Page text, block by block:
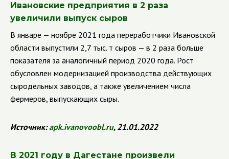
Ивановские предприятия в 2 раза
увеличили выпуск сыров
В январе — ноябре 2021 года переработчики Ивановской
области выпустили 2,7 тыс. т сыров — в 2 раза больше
показателя за аналогичный период 2020 года. Рост
обусловлен модернизацией производства действующих
сыродельных заводов, а также увеличением числа
фермеров, выпускающих сыры.
Источник:apk.ivanovoobl.ru, 21.01.2022
В 2021 году в Дагестане произвели